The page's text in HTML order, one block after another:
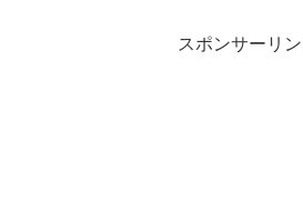
スポンサーリン